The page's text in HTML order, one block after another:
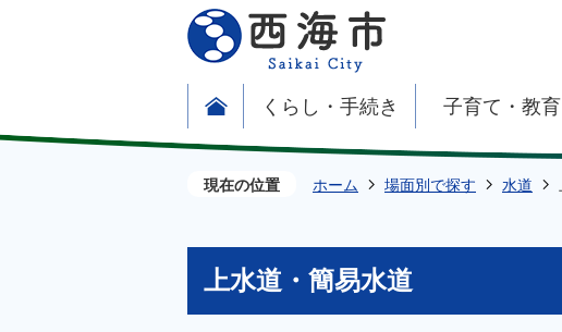
くらし・手続き 子育て・教育
現在の位置 ホーム 場面別で探す 水道
上水道・簡易水道